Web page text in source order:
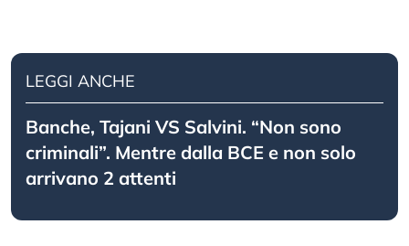
LEGGI ANCHE
Banche, Tajani VS Salvini. “Non sono
criminali”. Mentre dalla BCE e non solo
arrivano 2 attenti